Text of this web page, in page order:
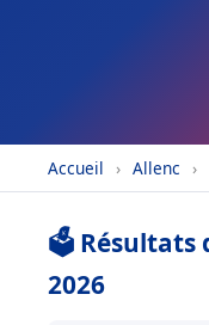
Accueil › Allenc ›
🗳️ Résultats
2026